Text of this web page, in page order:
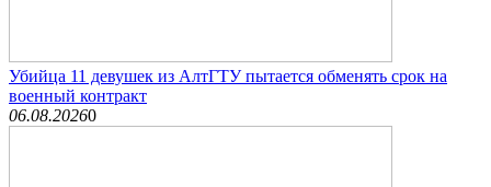
Убийца 11 девушек из АлтГТУ пытается обменять срок на
военный контракт
06.08.20260